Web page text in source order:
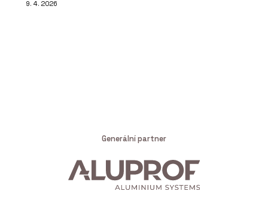
9. 4. 2026
Generální partner